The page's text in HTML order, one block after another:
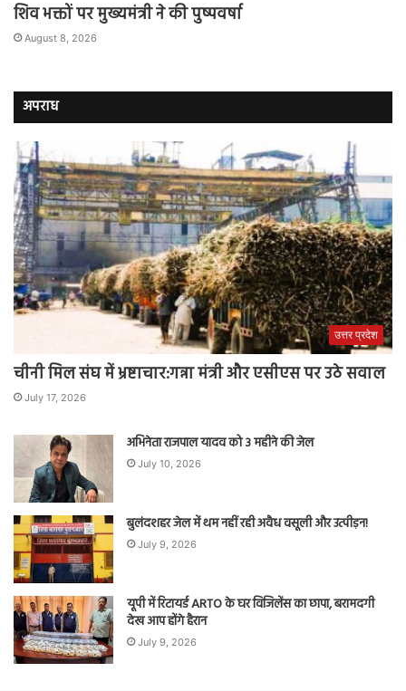
शिव भक्तों पर मुख्यमंत्री ने की पुष्पवर्षा
August 8, 2026
अपराध
उत्तर प्रदेश
चीनी मिल संघ में भ्रष्टाचार:गन्ना मंत्री और एसीएस पर उठे सवाल
July 17, 2026
अभिनेता राजपाल यादव को 3 महीने की जेल
July 10, 2026
बुलंदशहर जेल में थम नहीं रही अवैध वसूली और उत्पीड़न!
July 9, 2026
यूपी में रिटायर्ड ARTO के घर विजिलेंस का छापा, बरामदगी
देख आप होंगे हैरान
July 9, 2026